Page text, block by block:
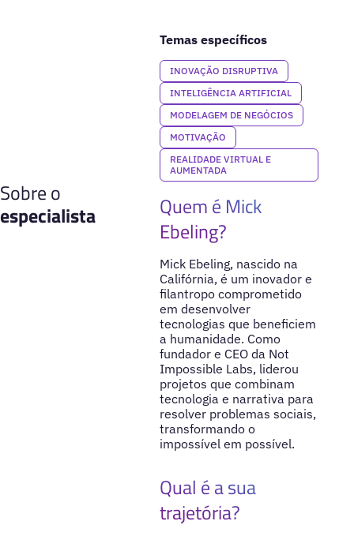
Temas específicos
INOVAÇÃO DISRUPTIVA
INTELIGÊNCIA ARTIFICIAL
MODELAGEM DE NEGÓCIOS
MOTIVAÇÃO
REALIDADE VIRTUAL E
AUMENTADA
Sobre o
especialista
Quem é Mick
Ebeling?
Mick Ebeling, nascido na
Califórnia, é um inovador e
filantropo comprometido
em desenvolver
tecnologias que beneficiem
a humanidade. Como
fundador e CEO da Not
Impossible Labs, liderou
projetos que combinam
tecnologia e narrativa para
resolver problemas sociais,
transformando o
impossível em possível.
Qual é a sua
trajetória?